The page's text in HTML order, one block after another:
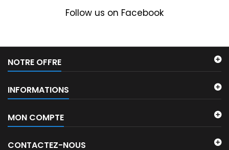
Follow us on Facebook
NOTRE OFFRE
INFORMATIONS
MON COMPTE
CONTACTEZ-NOUS